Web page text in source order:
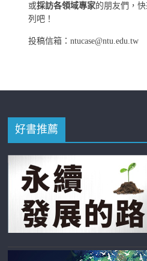
或採訪各領域專家的朋友們，
列吧！
投稿信箱：ntucase@ntu.edu.tw
好書推薦